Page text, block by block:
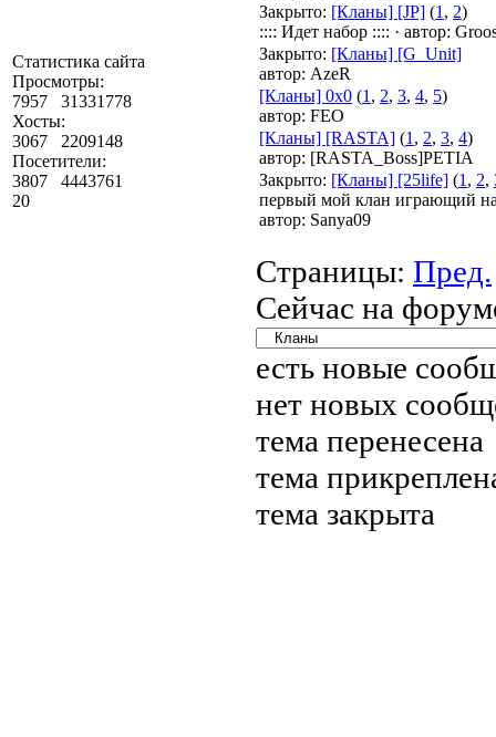
Статистика сайта
Просмотры:
7957
31331778
Хосты:
3067
2209148
Посетители:
3807
4443761
20
Закрыто: [Кланы] [JP] (1 , 2)
:::: Идет набор :::: · автор:
Закрыто: [Кланы] [G_Unit]
автор: AzeR
[Кланы] 0х0 (1 , 2, 3, 4, 5)
автор: FEO
[Кланы] [RASTA] (1 , 2, 3, 4)
автор: [RASTA_Boss]PETIA
Закрыто: [Кланы] [25life] (1 , 2,
первый мой клан играющий на
автор: Sanya09
Страницы: Пред.
Сейчас на
есть новые
нет новых
тема перенесена
тема
тема закрыта